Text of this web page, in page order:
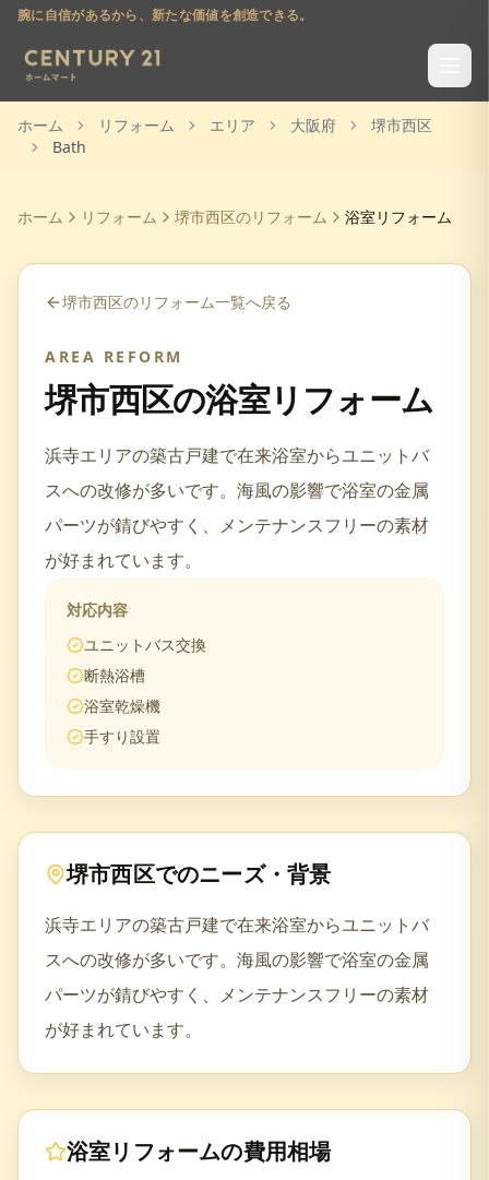
腕に自信があるから、新たな価値を創造できる。
ホーム リフォーム エリア 大阪府
堺市西区
Bath
ホーム リフォーム 堺市西区のリフォーム 浴室リフォーム
堺市西区のリフォーム一覧へ戻る
AREA REFORM
堺市西区の浴室リフォーム
浜寺エリアの築古戸建で在来浴室からユニットバ
スへの改修が多いです。海風の影響で浴室の金属
パーツが錆びやすく、メンテナンスフリーの素材
が好まれています。
対応内容
ユニットバス交換
断熱浴槽
浴室乾燥機
手すり設置
堺市西区でのニーズ・背景
浜寺エリアの築古戸建で在来浴室からユニットバ
スへの改修が多いです。海風の影響で浴室の金属
パーツが錆びやすく、メンテナンスフリーの素材
が好まれています。
浴室リフォームの費用相場